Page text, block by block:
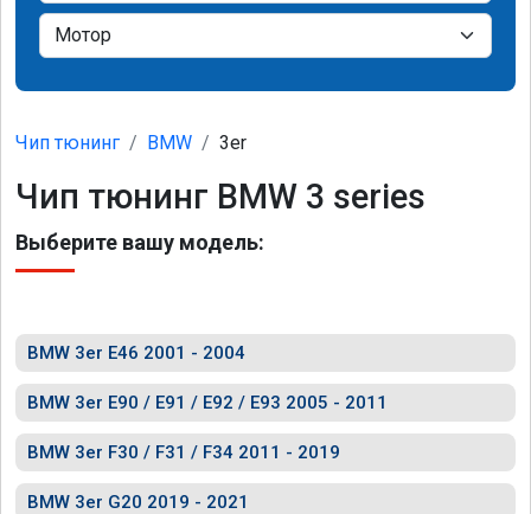
Чип тюнинг BMW 3er
Чип тюнинг BMW 3 series
Выберите вашу модель:
BMW 3er E46 2001 - 2004
BMW 3er E90 / E91 / E92 / E93 2005 - 2011
BMW 3er F30 / F31 / F34 2011 - 2019
BMW 3er G20 2019 - 2021